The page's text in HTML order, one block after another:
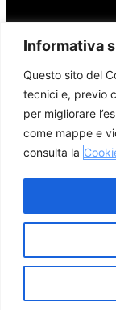
Informativa
Questo sito del
tecnici e, previo
per migliorare
come mappe e
consulta la
Salerno
Personaggi
Enogastronomia
Mobilità a
Luoghi nei
Link utili
© 2026